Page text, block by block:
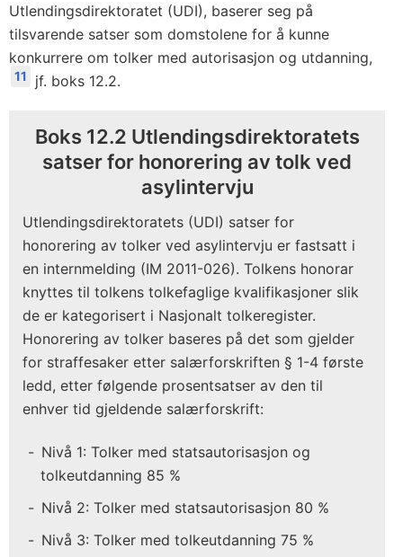
Utlendingsdirektoratet (UDI), baserer seg på
tilsvarende satser som domstolene for å kunne
konkurrere om tolker med autorisasjon og utdanning,
11 jf. boks 12.2.
Boks 12.2 Utlendingsdirektoratets
satser for honorering av tolk ved
asylintervju
Utlendingsdirektoratets (UDI) satser for
honorering av tolker ved asylintervju er fastsatt i
en internmelding (IM 2011-026). Tolkens honorar
knyttes til tolkens tolkefaglige kvalifikasjoner slik
de er kategorisert i Nasjonalt tolkeregister.
Honorering av tolker baseres på det som gjelder
for straffesaker etter salærforskriften § 1-4 første
ledd, etter følgende prosentsatser av den til
enhver tid gjeldende salærforskrift:
Nivå 1: Tolker med statsautorisasjon og
tolkeutdanning 85 %
Nivå 2: Tolker med statsautorisasjon 80 %
Nivå 3: Tolker med tolkeutdanning 75 %